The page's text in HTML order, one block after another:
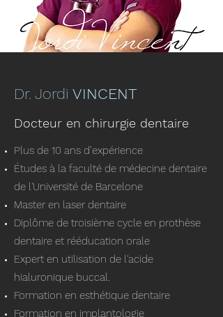
Dr. Jordi VINCENT
Docteur en chirurgie dentaire
Plus de 10 ans d’expérience
Études à la faculté de médecine dentaire
de l'Université de Barcelone
Master en laser dentaire
​Diplôme de troisième cycle en prothèse
dentaire et rééducation orale
Expert en utilisation de l'acide
hialuronique buccal.
Formation en esthétique dentaire
Formation en implantologie